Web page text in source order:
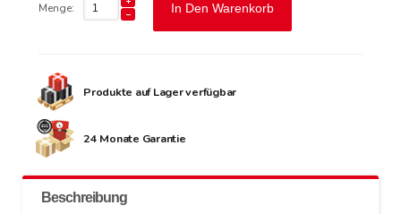
Menge: In Den Warenkorb
Produkte auf Lager verfügbar
24 Monate Garantie
Beschreibung